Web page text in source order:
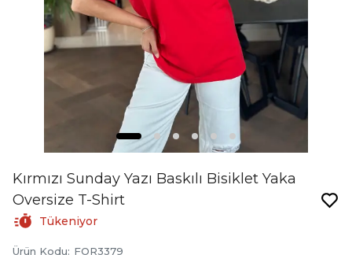
Kırmızı Sunday Yazı Baskılı Bisiklet Yaka
Oversize T-Shirt
Tükeniyor
Ürün Kodu: FOR3379